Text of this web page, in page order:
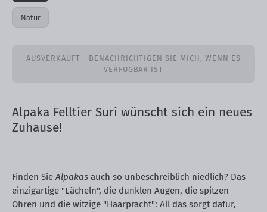
Natur
AUSVERKAUFT - BENACHRICHTIGEN SIE MICH, WENN ES
VERFÜGBAR IST
Alpaka Felltier Suri wünscht sich ein neues
Zuhause!
Finden SieAlpakas auch so unbeschreiblich niedlich? Das
einzigartige "Lächeln", die dunklen Augen, die spitzen
Ohren und die witzige "Haarpracht": All das sorgt dafür,